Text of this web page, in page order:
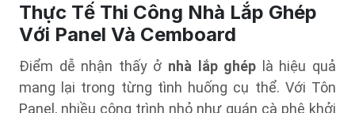
Thực Tế Thi Công Nhà Lắp Ghép
Với Panel Và Cemboard
Điểm dễ nhận thấy ở nhà lắp ghép là hiệu quả
mang lại trong từng tình huống cụ thể. Với Tôn
Panel, nhiều công trình nhỏ như quán cà phê khởi